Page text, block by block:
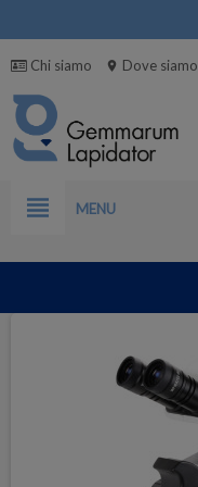
Chi siamo location_on Dove siamo
view_headline MENU